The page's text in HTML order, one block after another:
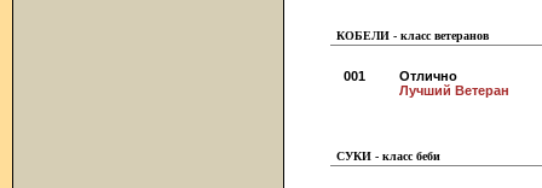
КОБЕЛИ - класс ветеранов
001
Отлично
Лучший Ветеран
СУКИ - класс беби